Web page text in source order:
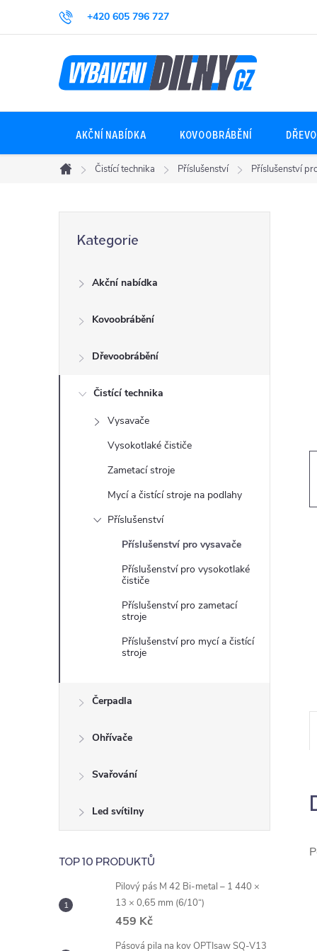
+420 605 796 727
AKČNÍ NABÍDKA KOVOOBRÁBĚNÍ
Domů
Čistící technika Příslušenství Příslušenství
r
l
kategorie
Kategorie
Akční nabídka
Kovoobrábění
Dřevoobrábění
Čistící technika
Vysavače
Vysokotlaké čističe
Zametací stroje
Mycí a čistící stroje na podlahy
Příslušenství
Příslušenství pro vysavače
Příslušenství pro vysokotlaké
čističe
Příslušenství pro zametací
stroje
Příslušenství pro mycí a čistící
stroje
Čerpadla
Ohřívače
Svařování
Led svítilny
TOP 10 PRODUKTŮ
Pilový pás M 42 Bi-metal – 1 440 ×
13 × 0,65 mm (6/10“)
459 Kč
Pásová pila na kov OPTIsaw SQ-V13